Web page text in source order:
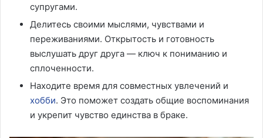
супругами.
Делитесь своими мыслями, чувствами и
переживаниями. Открытость и готовность
выслушать друг друга — ключ к пониманию и
сплоченности.
Находите время для совместных увлечений и
хобби. Это поможет создать общие воспоминания
и укрепит чувство единства в браке.